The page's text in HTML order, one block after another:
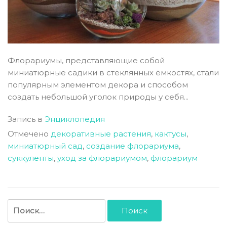
Флорариумы, представляющие собой
миниатюрные садики в стеклянных ёмкостях, стали
популярным элементом декора и способом
создать небольшой уголок природы у себя...
Запись в Энциклопедия
Отмечено декоративные растения, кактусы,
миниатюрный сад, создание флорариума,
суккуленты, уход за флорариумом, флорариум